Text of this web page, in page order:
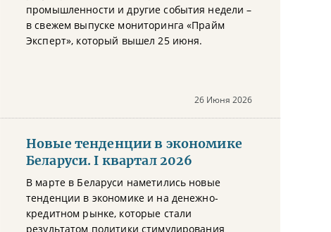
промышленности и другие события недели –
в свежем выпуске мониторинга «Прайм
Эксперт», который вышел 25 июня.
26 Июня 2026
Новые тенденции в экономике
Беларуси. I квартал 2026
В марте в Беларуси наметились новые
тенденции в экономике и на денежно-
кредитном рынке, которые стали
результатом политики стимулирования